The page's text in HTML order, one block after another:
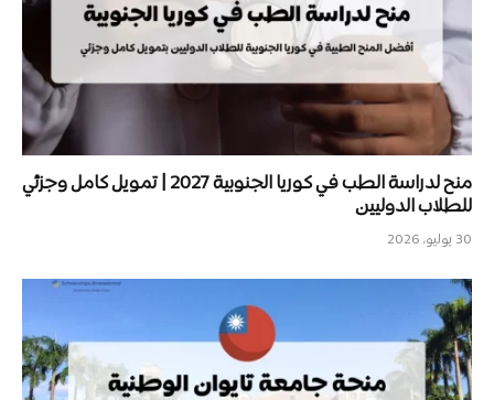
منح لدراسة الطب في كوريا الجنوبية 2027 | تمويل كامل وجزئي
للطلاب الدوليين
30 يوليو، 2026